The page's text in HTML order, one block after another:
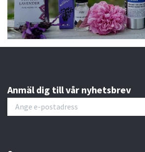
Anmäl dig till vår nyhetsbrev